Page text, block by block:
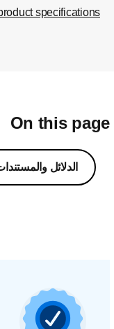
product specifications
On this
الدلائل والمستندات